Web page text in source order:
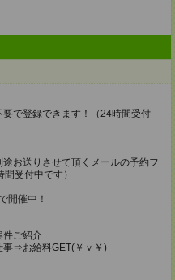
要で登録できます！（24時間受付
お送りさせて頂くメールの予約フ
受付中です）
開催中！
件ご紹介
⇒お給料GET(￥ｖ￥)